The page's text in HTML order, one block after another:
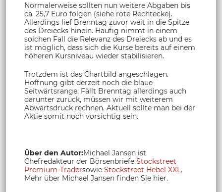
Normalerweise sollten nun weitere Abgaben bis
ca. 25,7 Euro folgen (siehe rote Rechtecke).
Allerdings lief Brenntag zuvor weit in die Spitze
des Dreiecks hinein. Häufig nimmt in einem
solchen Fall die Relevanz des Dreiecks ab und es
ist möglich, dass sich die Kurse bereits auf einem
höheren Kursniveau wieder stabilisieren.
Trotzdem ist das Chartbild angeschlagen.
Hoffnung gibt derzeit noch die blaue
Seitwärtsrange. Fällt Brenntag allerdings auch
darunter zurück, müssen wir mit weiterem
Abwärtsdruck rechnen. Aktuell sollte man bei der
Aktie somit noch vorsichtig sein.
Über den Autor:Michael Jansen ist
Chefredakteur der Börsenbriefe Stockstreet
Premium-Tradersowie Stockstreet Hebel XXL.
Mehr über Michael Jansen finden Sie hier.